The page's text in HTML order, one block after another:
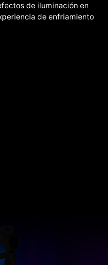
de iluminación en
de enfriamiento